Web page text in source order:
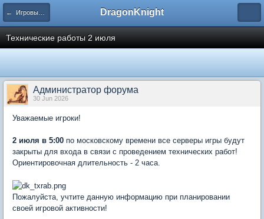
← Игровые события DragonKnight
Технические работы 2 июля
Администратор форума
30 Jun 2026
Уважаемые игроки!
2 июля в 5:00 по московскому времени все серверы игры будут
закрыты для входа в связи с проведением технических работ!
Ориентировочная длительность - 2 часа.
Пожалуйста, учтите данную информацию при планировании
своей игровой активности!